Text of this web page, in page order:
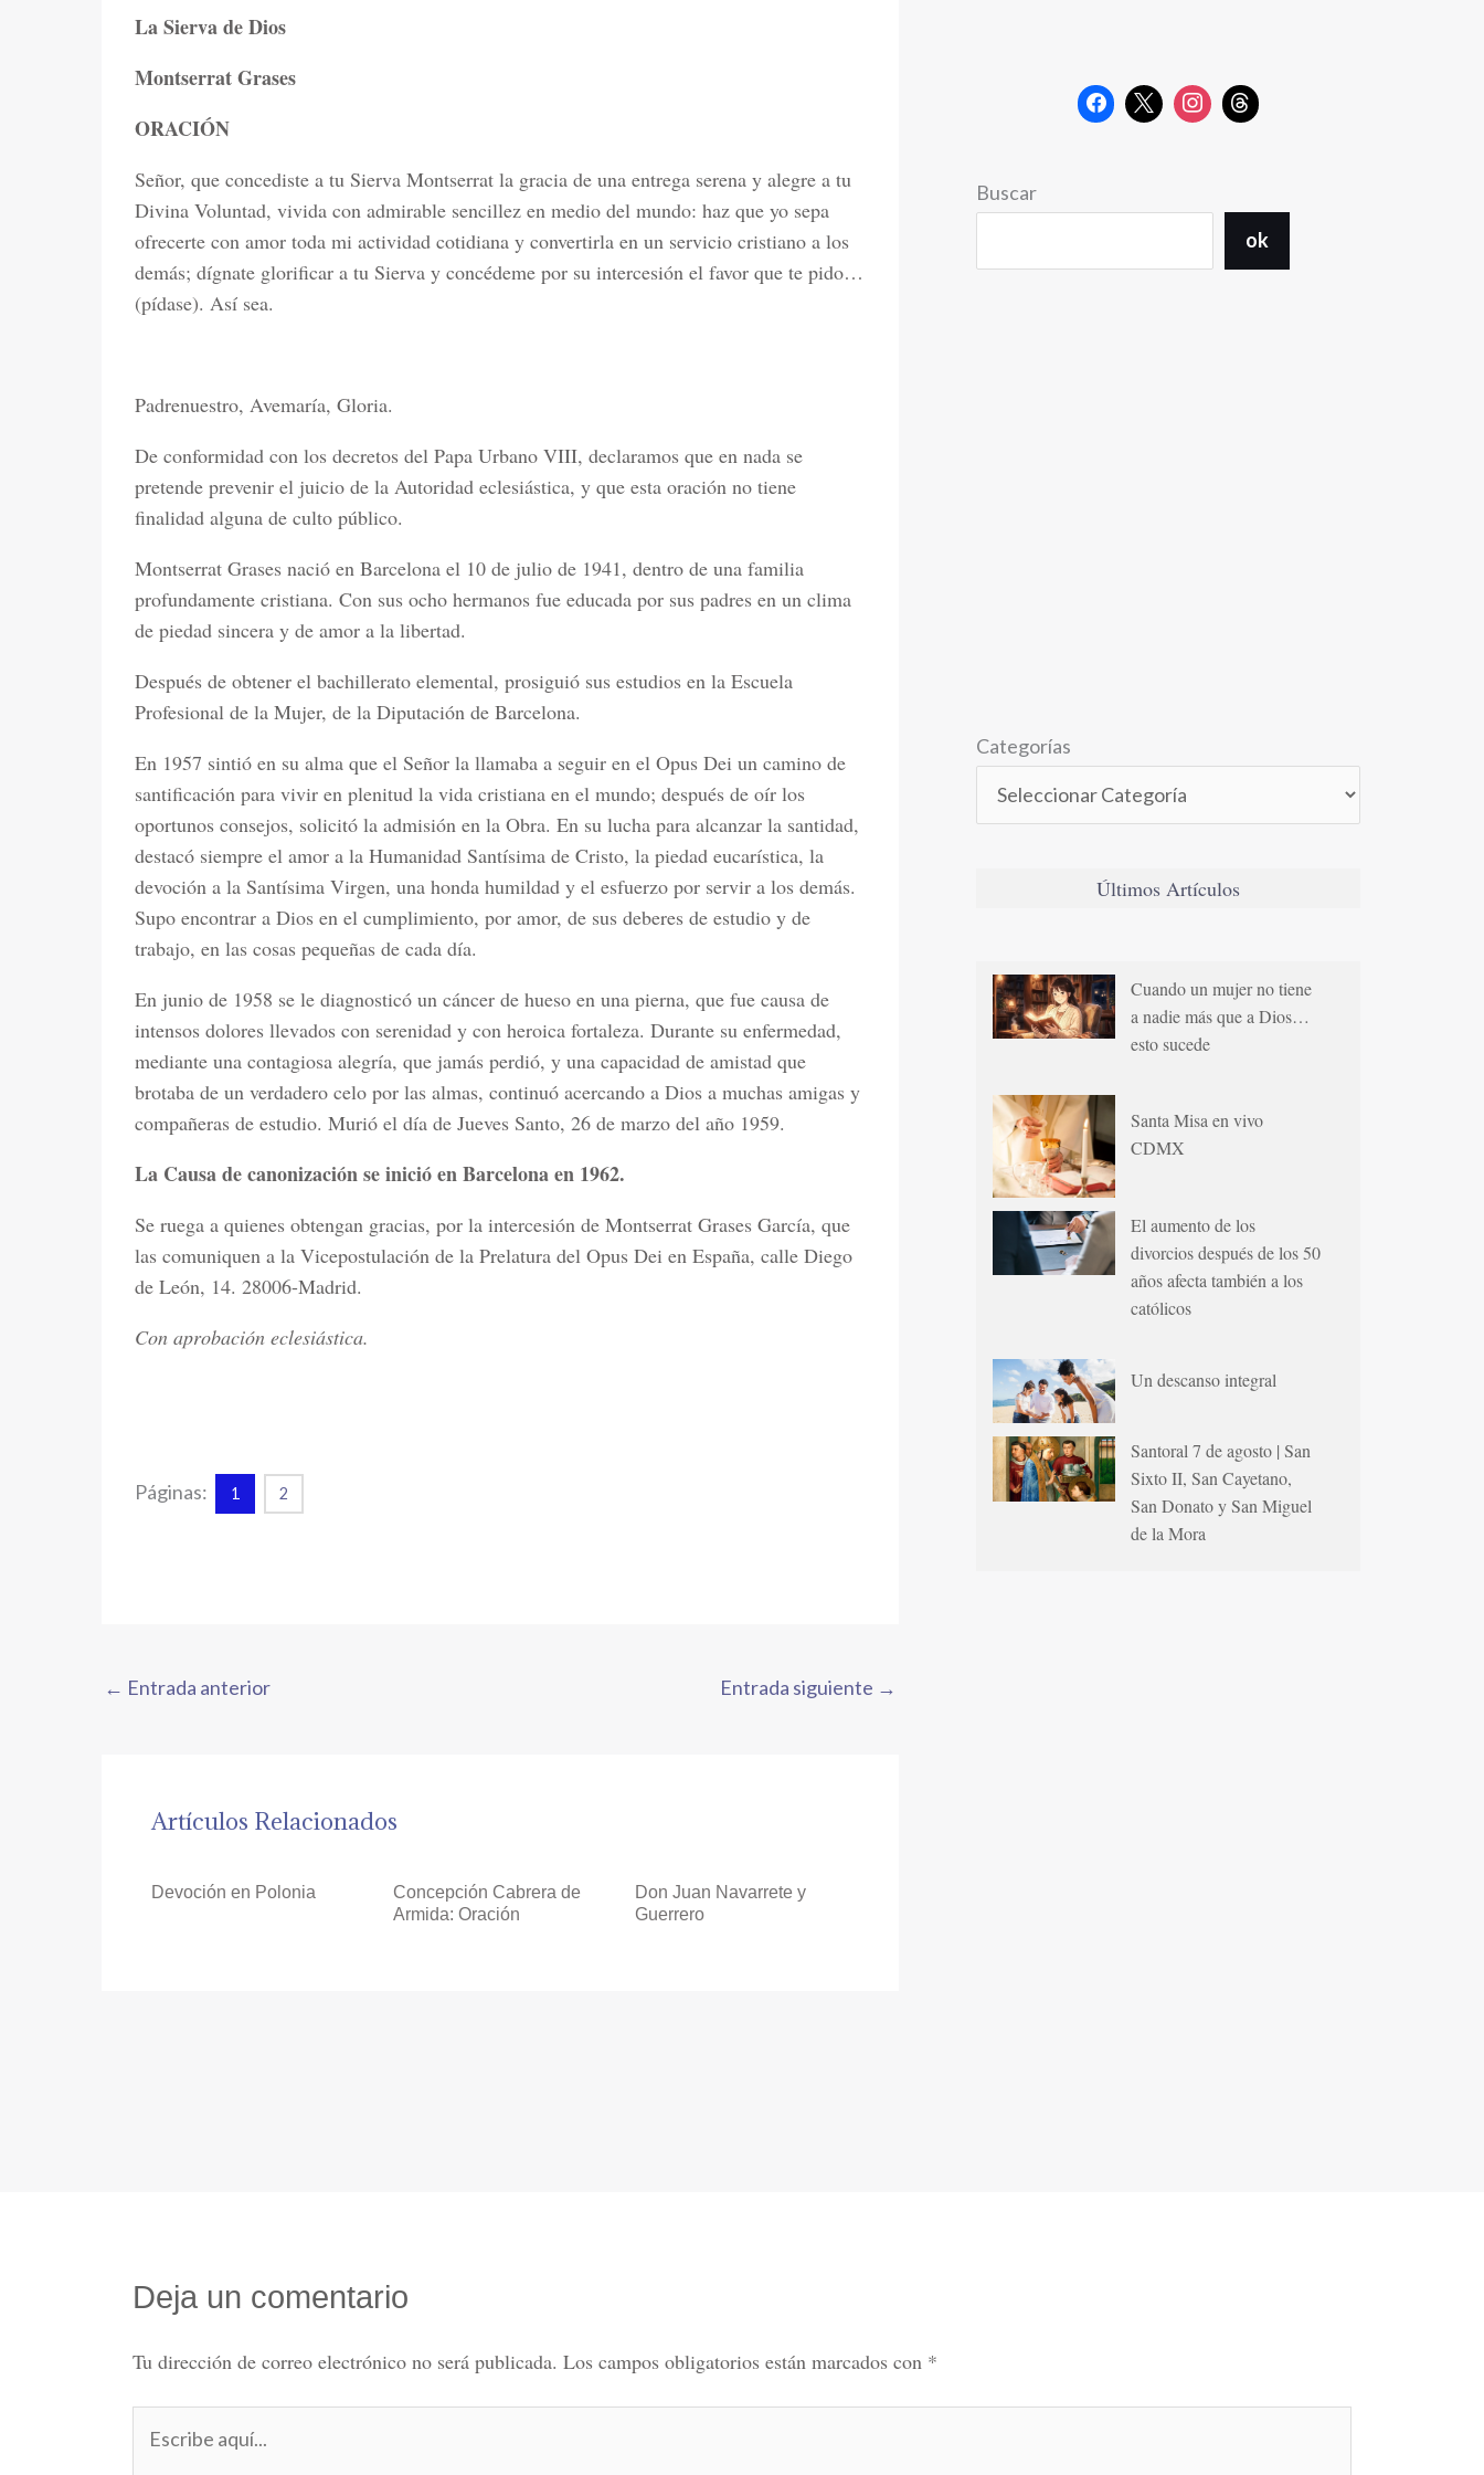
La Sierva de Dios
Montserrat Grases
ORACIÓN
Señor, que concediste a tu Sierva Montserrat la gracia de una entrega serena y alegre a tu
Divina Voluntad, vivida con admirable sencillez en medio del mundo: haz que yo sepa
ofrecerte con amor toda mi actividad cotidiana y convertirla en un servicio cristiano a los
demás; dígnate glorificar a tu Sierva y concédeme por su intercesión el favor que te pido…
(pídase). Así sea.
Padrenuestro, Avemaría, Gloria.
De conformidad con los decretos del Papa Urbano VIII, declaramos que en nada se
pretende prevenir el juicio de la Autoridad eclesiástica, y que esta oración no tiene
finalidad alguna de culto público.
Montserrat Grases nació en Barcelona el 10 de julio de 1941, dentro de una familia
profundamente cristiana. Con sus ocho hermanos fue educada por sus padres en un clima
de piedad sincera y de amor a la libertad.
Después de obtener el bachillerato elemental, prosiguió sus estudios en la Escuela
Profesional de la Mujer, de la Diputación de Barcelona.
En 1957 sintió en su alma que el Señor la llamaba a seguir en el Opus Dei un camino de
santificación para vivir en plenitud la vida cristiana en el mundo; después de oír los
oportunos consejos, solicitó la admisión en la Obra. En su lucha para alcanzar la santidad,
destacó siempre el amor a la Humanidad Santísima de Cristo, la piedad eucarística, la
devoción a la Santísima Virgen, una honda humildad y el esfuerzo por servir a los demás.
Supo encontrar a Dios en el cumplimiento, por amor, de sus deberes de estudio y de
trabajo, en las cosas pequeñas de cada día.
En junio de 1958 se le diagnosticó un cáncer de hueso en una pierna, que fue causa de
intensos dolores llevados con serenidad y con heroica fortaleza. Durante su enfermedad,
mediante una contagiosa alegría, que jamás perdió, y una capacidad de amistad que
brotaba de un verdadero celo por las almas, continuó acercando a Dios a muchas amigas y
compañeras de estudio. Murió el día de Jueves Santo, 26 de marzo del año 1959.
La Causa de canonización se inició en Barcelona en 1962.
Se ruega a quienes obtengan gracias, por la intercesión de Montserrat Grases García, que
las comuniquen a la Vicepostulación de la Prelatura del Opus Dei en España, calle Diego
de León, 14. 28006-Madrid.
Con aprobación eclesiástica.
Páginas: 1 2
← Entrada anterior Entrada siguiente →
Artículos Relacionados
Devoción en Polonia
Concepción Cabrera de
Armida: Oración
Don Juan Navarrete y
Guerrero
Buscar
ok
Categorías
Últimos Artículos
Cuando un mujer no tiene
a nadie más que a Dios…
esto sucede
Santa Misa en vivo
CDMX
El aumento de los
divorcios después de los 50
años afecta también a los
católicos
Un descanso integral
Santoral 7 de agosto | San
Sixto II, San Cayetano,
San Donato y San Miguel
de la Mora
Deja un comentario
Tu dirección de correo electrónico no será publicada. Los campos obligatorios están marcados con *
aquí...